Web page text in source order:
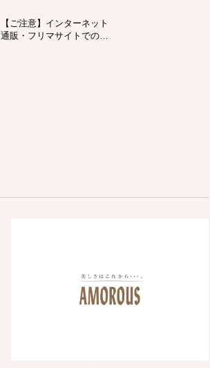
【ご注意】インターネット
通販・フリマサイトでの製